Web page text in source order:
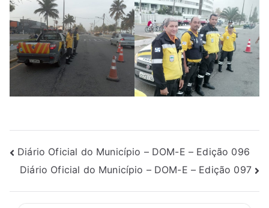
Diário Oficial do Município – DOM-E – Edição 096
Diário Oficial do Município – DOM-E – Edição 097